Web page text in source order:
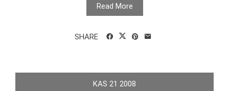
Read More
SHARE
KAS 21 2008